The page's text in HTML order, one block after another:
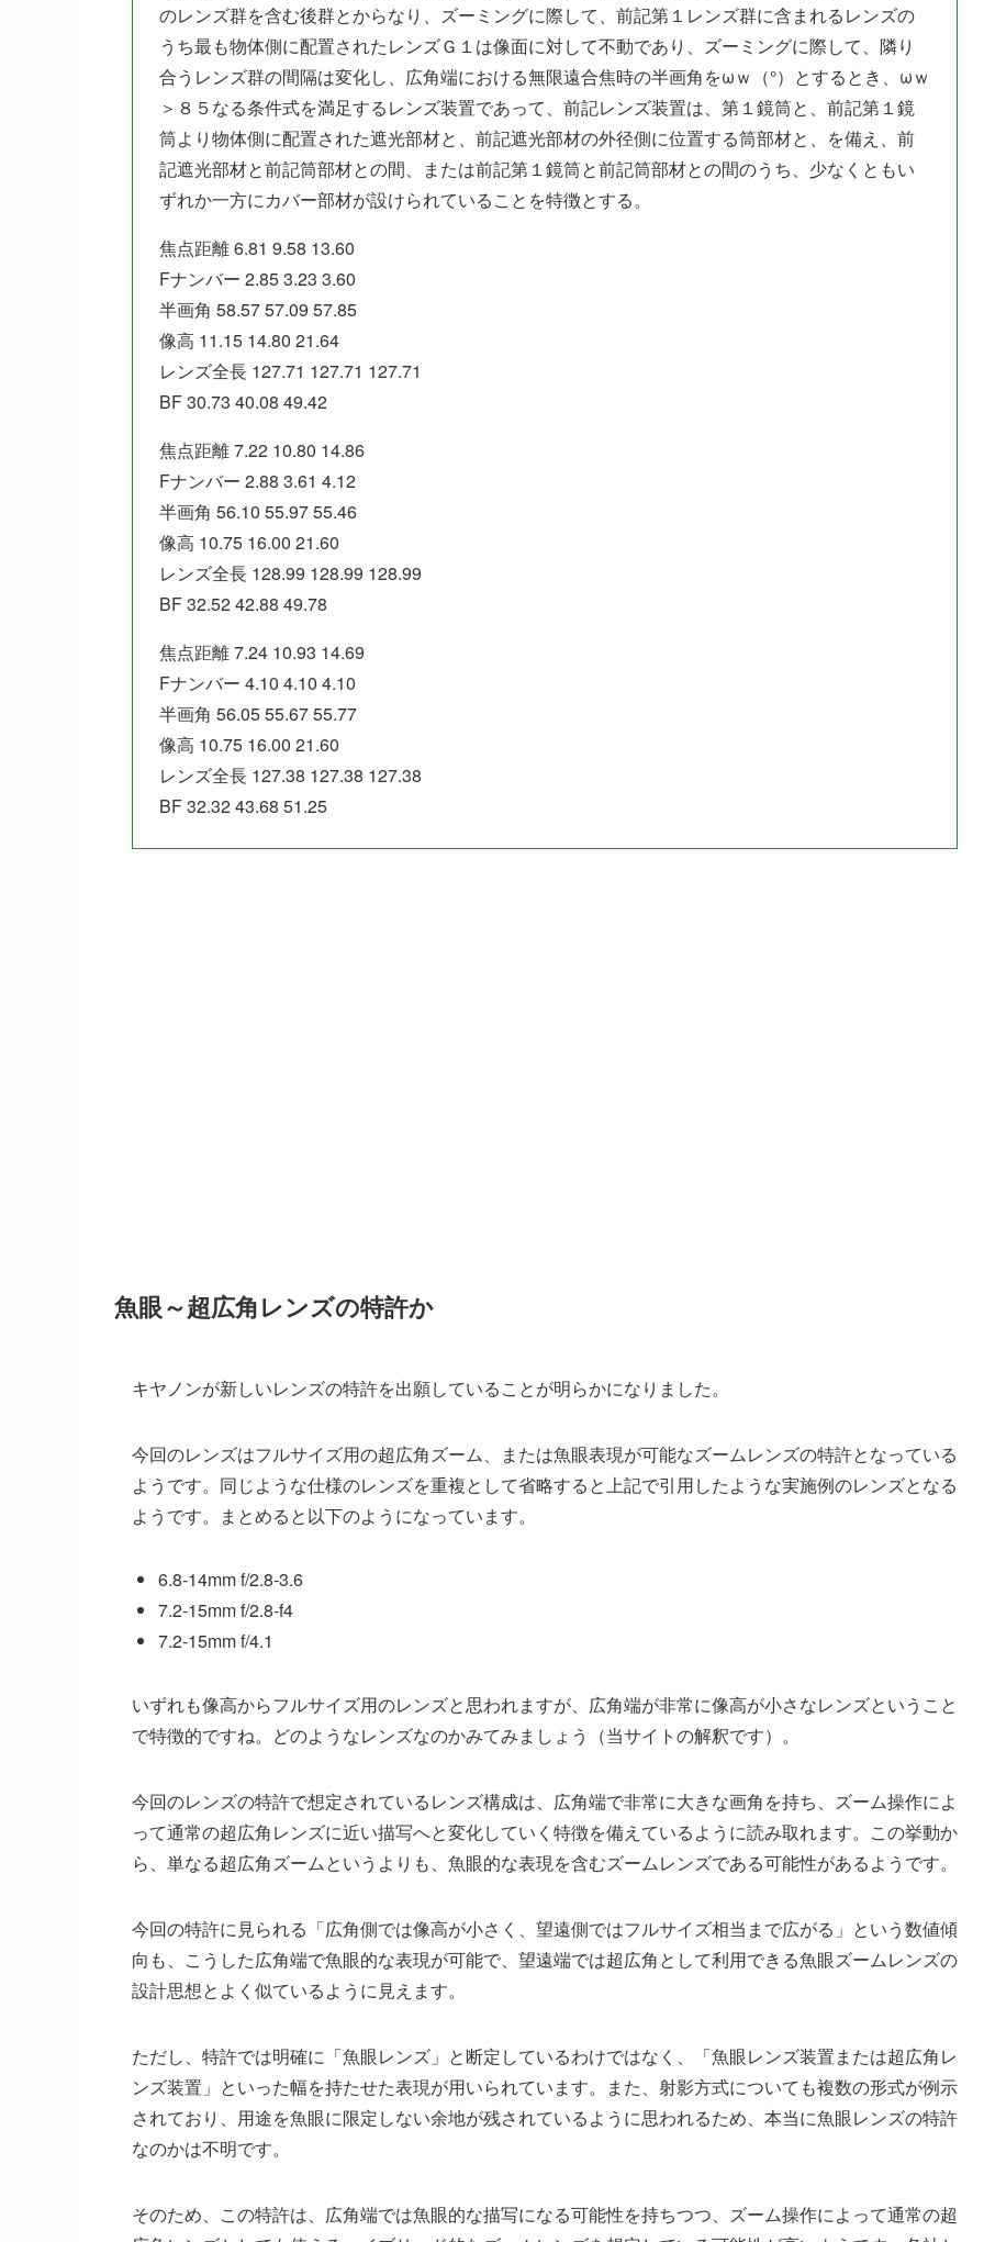
のレンズ群を含む後群とからなり、ズーミングに際して、前記第１レンズ群に含まれるレンズの
うち最も物体側に配置されたレンズＧ１は像面に対して不動であり、ズーミングに際して、隣り
合うレンズ群の間隔は変化し、広角端における無限遠合焦時の半画角をωｗ（°）とするとき、ωｗ
＞８５なる条件式を満足するレンズ装置であって、前記レンズ装置は、第１鏡筒と、前記第１鏡
筒より物体側に配置された遮光部材と、前記遮光部材の外径側に位置する筒部材と、を備え、前
記遮光部材と前記筒部材との間、または前記第１鏡筒と前記筒部材との間のうち、少なくともい
ずれか一方にカバー部材が設けられていることを特徴とする。
焦点距離 6.81 9.58 13.60
Fナンバー 2.85 3.23 3.60
半画角 58.57 57.09 57.85
像高 11.15 14.80 21.64
レンズ全長 127.71 127.71 127.71
BF 30.73 40.08 49.42
焦点距離 7.22 10.80 14.86
Fナンバー 2.88 3.61 4.12
半画角 56.10 55.97 55.46
像高 10.75 16.00 21.60
レンズ全長 128.99 128.99 128.99
BF 32.52 42.88 49.78
焦点距離 7.24 10.93 14.69
Fナンバー 4.10 4.10 4.10
半画角 56.05 55.67 55.77
像高 10.75 16.00 21.60
レンズ全長 127.38 127.38 127.38
BF 32.32 43.68 51.25
魚眼～超広角レンズの特許か
キヤノンが新しいレンズの特許を出願していることが明らかになりました。
今回のレンズはフルサイズ用の超広角ズーム、または魚眼表現が可能なズームレンズの特許となっている
ようです。同じような仕様のレンズを重複として省略すると上記で引用したような実施例のレンズとなる
ようです。まとめると以下のようになっています。
6.8-14mm f/2.8-3.6
7.2-15mm f/2.8-f4
7.2-15mm f/4.1
いずれも像高からフルサイズ用のレンズと思われますが、広角端が非常に像高が小さなレンズということ
で特徴的ですね。どのようなレンズなのかみてみましょう（当サイトの解釈です）。
今回のレンズの特許で想定されているレンズ構成は、広角端で非常に大きな画角を持ち、ズーム操作によ
って通常の超広角レンズに近い描写へと変化していく特徴を備えているように読み取れます。この挙動か
ら、単なる超広角ズームというよりも、魚眼的な表現を含むズームレンズである可能性があるようです。
今回の特許に見られる「広角側では像高が小さく、望遠側ではフルサイズ相当まで広がる」という数値傾
向も、こうした広角端で魚眼的な表現が可能で、望遠端では超広角として利用できる魚眼ズームレンズの
設計思想とよく似ているように見えます。
ただし、特許では明確に「魚眼レンズ」と断定しているわけではなく、「魚眼レンズ装置または超広角レ
ンズ装置」といった幅を持たせた表現が用いられています。また、射影方式についても複数の形式が例示
されており、用途を魚眼に限定しない余地が残されているように思われるため、本当に魚眼レンズの特許
なのかは不明です。
そのため、この特許は、広角端では魚眼的な描写になる可能性を持ちつつ、ズーム操作によって通常の超